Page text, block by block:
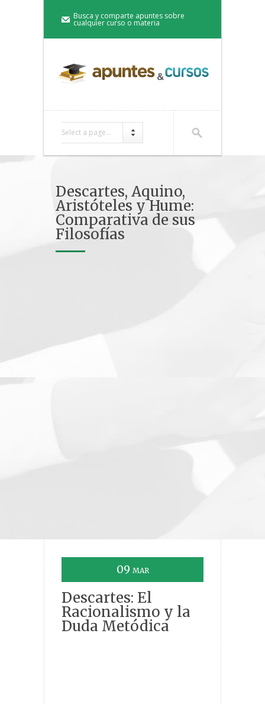
Busca y comparte apuntes sobre
cualquier curso o materia
Select a page...
Descartes, Aquino,
Aristóteles y Hume:
Comparativa de sus
Filosofías
09 MAR
Descartes: El
Racionalismo y la
Duda Metódica